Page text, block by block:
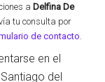
a Delfina De
tu consulta por
de contacto
en el
del